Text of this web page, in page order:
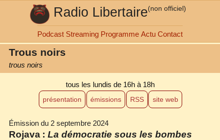
Radio Libertaire(non officiel)
Podcast Streaming Programme Actu Contact
Trous noirs
trous noirs
tous les lundis de 16h à 18h
présentation émissions RSS site web
Émission du 2 septembre 2024
Rojava :La démocratie sous les bombes